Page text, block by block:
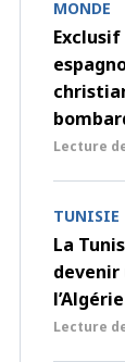
MONDE
Lecture
TUNISIE
La
devenir
Lecture